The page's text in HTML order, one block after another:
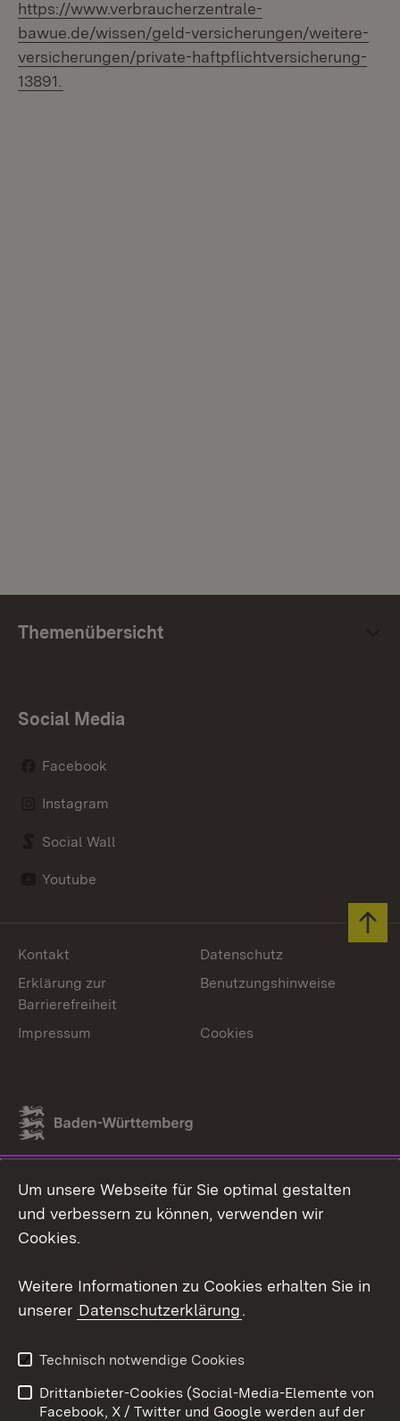
https://www.verbraucherzentrale-
bawue.de/wissen/geld-versicherungen/weitere-
versicherungen/private-haftpflichtversicherung-
13891.
Themenübersicht
Social Media
Facebook
Instagram
Social Wall
Youtube
Link zum Landesportal
Kontakt
Datenschutz
Erklärung zur
Barrierefreiheit
Benutzungshinweise
Impressum Cookies
Um unsere Webseite für Sie optimal gestalten
und verbessern zu können, verwenden wir
Cookies.
Weitere Informationen zu Cookies erhalten Sie in
unserer Datenschutzerklärung.
Technisch notwendige Cookies
Drittanbieter-Cookies (Social-Media-Elemente von
Facebook, X / Twitter und Google werden auf der